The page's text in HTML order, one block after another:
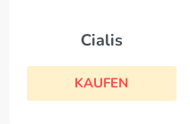
Cialis
KAUFEN